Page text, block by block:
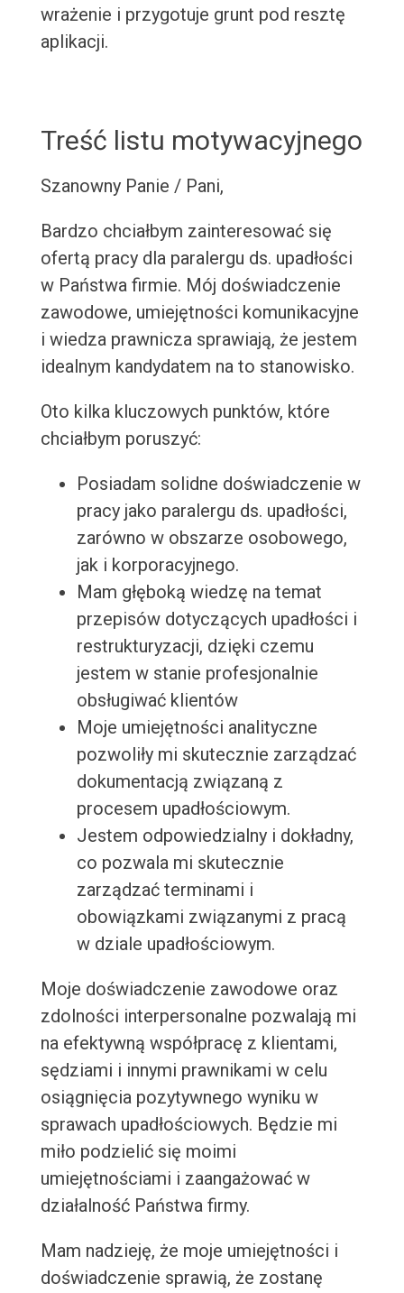
wrażenie i przygotuje grunt pod resztę
aplikacji.
Treść listu motywacyjnego
Szanowny Panie / Pani,
Bardzo chciałbym zainteresować się
ofertą pracy dla paralergu ds. upadłości
w Państwa firmie. Mój doświadczenie
zawodowe, umiejętności komunikacyjne
i wiedza prawnicza sprawiają, że jestem
idealnym kandydatem na to stanowisko.
Oto kilka kluczowych punktów, które
chciałbym poruszyć:
Posiadam solidne doświadczenie w
pracy jako paralergu ds. upadłości,
zarówno w obszarze osobowego,
jak i korporacyjnego.
Mam głęboką wiedzę na temat
przepisów dotyczących upadłości i
restrukturyzacji, dzięki czemu
jestem w stanie profesjonalnie
obsługiwać klientów
Moje umiejętności analityczne
pozwoliły mi skutecznie zarządzać
dokumentacją związaną z
procesem upadłościowym.
Jestem odpowiedzialny i dokładny,
co pozwala mi skutecznie
zarządzać terminami i
obowiązkami związanymi z pracą
w dziale upadłościowym.
Moje doświadczenie zawodowe oraz
zdolności interpersonalne pozwalają mi
na efektywną współpracę z klientami,
sędziami i innymi prawnikami w celu
osiągnięcia pozytywnego wyniku w
sprawach upadłościowych. Będzie mi
miło podzielić się moimi
umiejętnościami i zaangażować w
działalność Państwa firmy.
Mam nadzieję, że moje umiejętności i
doświadczenie sprawią, że zostanę